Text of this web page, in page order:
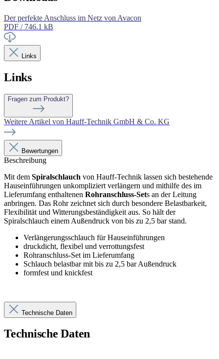
Der perfekte Anschluss im Netz von Avacon
PDF / 746.1 kB
Links
Links
Fragen zum Produkt?
Weitere Artikel von Hauff-Technik GmbH & Co. KG
Bewertungen
Beschreibung
Mit dem Spiralschlauch von Hauff-Technik lassen sich bestehende
Hauseinführungen unkompliziert verlängern und mithilfe des im
Lieferumfang enthaltenen Rohranschluss-Sets an der Leitung
anbringen. Das Rohr zeichnet sich durch besondere Belastbarkeit,
Flexibilität und Witterungsbeständigkeit aus. So hält der
Spiralschlauch einem Außendruck von bis zu 2,5 bar stand.
Verlängerungsschlauch für Hauseinführungen
druckdicht, flexibel und verrottungsfest
Rohranschluss-Set im Lieferumfang
Schlauch belastbar mit bis zu 2,5 bar Außendruck
formfest und knickfest
Technische Daten
Technische Daten